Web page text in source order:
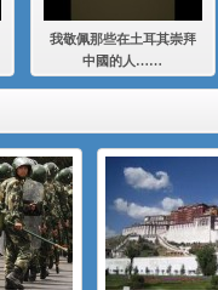
伊利夏提：满目苍夷2020，难见彼岸
我敬佩那些在土耳其崇拜
中國的人……